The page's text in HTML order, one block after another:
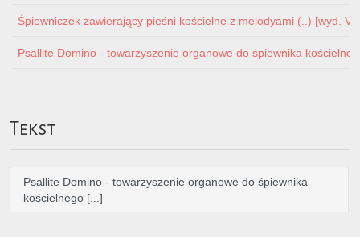
Śpiewniczek zawierający pieśni kościelne z melodyami (..) [wyd. V
Psallite Domino - towarzyszenie organowe do śpiewnika
Tekst
Psallite Domino - towarzyszenie organowe do śpiewnika
kościelnego [...]